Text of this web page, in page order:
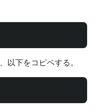
以下をコピペする。